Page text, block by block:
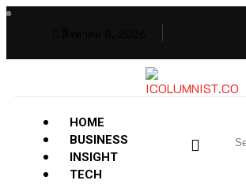
HOME
BUSINESS
INSIGHT
TECH